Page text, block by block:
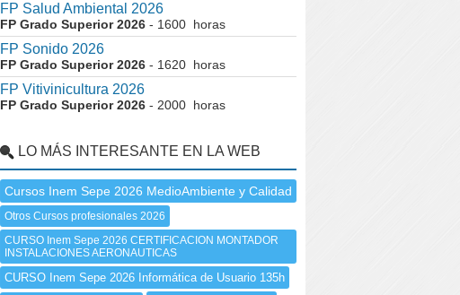
FP Salud Ambiental 2026
FP Grado Superior 2026 - 1600 horas
FP Sonido 2026
FP Grado Superior 2026 - 1620 horas
FP Vitivinicultura 2026
FP Grado Superior 2026 - 2000 horas
LO MÁS INTERESANTE EN LA WEB
Cursos Inem Sepe 2026 MedioAmbiente y Calidad
Otros Cursos profesionales 2026
CURSO Inem Sepe 2026 CERTIFICACION MONTADOR
INSTALACIONES AERONAUTICAS
CURSO Inem Sepe 2026 Informática de Usuario 135h